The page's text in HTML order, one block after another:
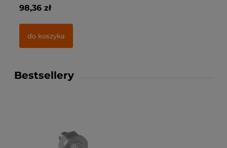
98,36 zł
do koszyka
Bestsellery